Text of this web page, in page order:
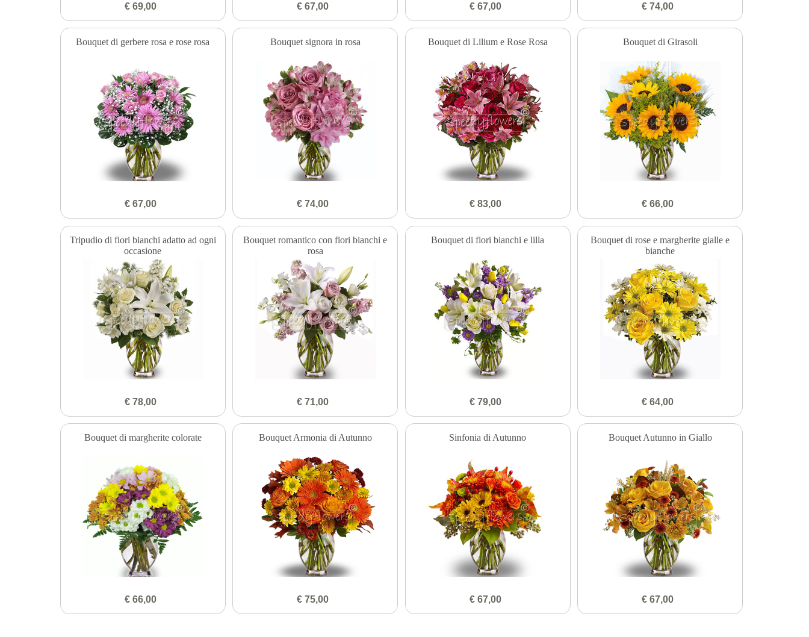
€ 69,00 € 67,00 € 67,00 € 74,00
Bouquet di gerbere rosa e rose rosa
€ 67,00
Bouquet signora in rosa
€ 74,00
Bouquet di Lilium e Rose Rosa
€ 83,00
Bouquet di Girasoli
€ 66,00
Tripudio di fiori bianchi adatto ad ogni
occasione
€ 78,00
Bouquet romantico con fiori bianchi e
rosa
€ 71,00
Bouquet di fiori bianchi e lilla
€ 79,00
Bouquet di rose e margherite gialle e
bianche
€ 64,00
Bouquet di margherite colorate
€ 66,00
Bouquet Armonia di Autunno
€ 75,00
Sinfonia di Autunno
€ 67,00
Bouquet Autunno in Giallo
€ 67,00